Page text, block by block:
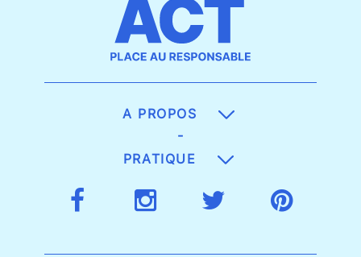
A PROPOS
-
PRATIQUE